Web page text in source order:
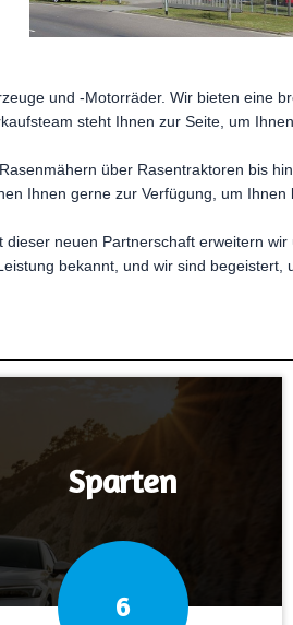
und -Motorräder. Wir bieten eine
steht Ihnen zur Seite, um
über Rasentraktoren bis
Ihnen gerne zur Verfügung, um Ihnen
neuen Partnerschaft erweitern wir
bekannt, und wir sind begeistert,
Sparten
6